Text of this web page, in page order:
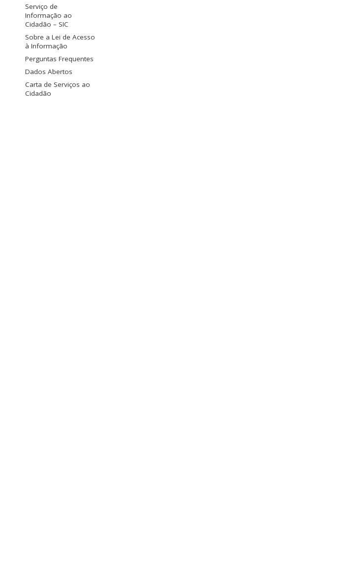
Serviço de
Informação ao
Cidadão – SIC
Sobre a Lei de Acesso
à Informação
Perguntas Frequentes
Dados Abertos
Carta de Serviços ao
Cidadão